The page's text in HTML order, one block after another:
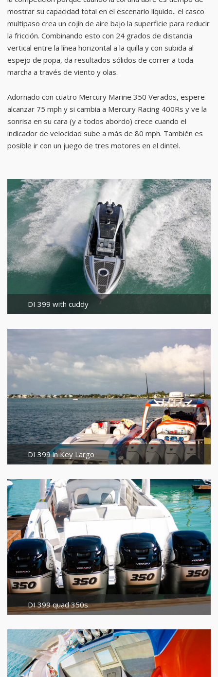
mostrar su capacidad total en el escenario liquido.. el casco
multipaso crea un cojín de aire bajo la superficie para reducir
la fricción. Combinando esto con 24 grados de distancia
vertical entre la línea horizontal a la quilla y con subida al
espejo de popa, da resultados sólidos de correr a toda
marcha a través de viento y olas.
Adornado con cuatro Mercury Marine 350 Verados, espere
alcanzar 75 mph y si cambia a Mercury Racing 400Rs y ve la
sonrisa en su cara (y a todos abordo) crece cuando el
indicador de velocidad sube a más de 80 mph. También es
posible ir con un juego de tres motores en el dintel.
DI 399 with cuddy
DI 399 in Key Largo
DI 399 quad 350s